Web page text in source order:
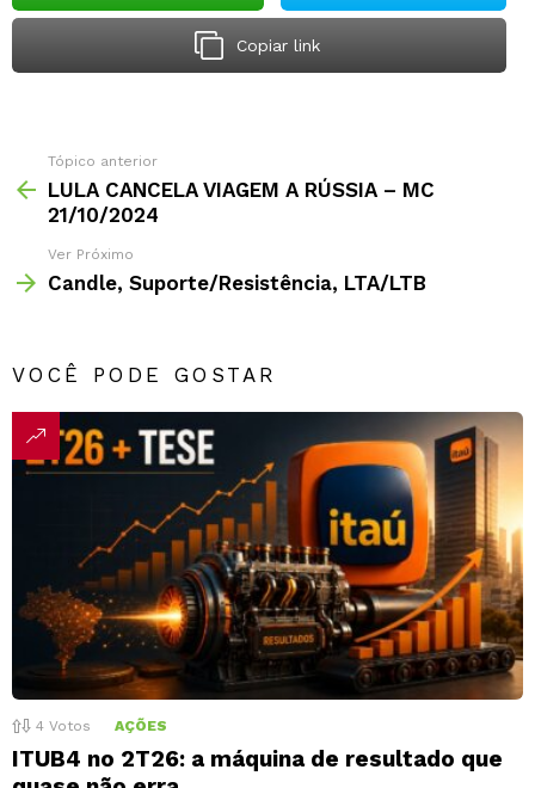
Copiar link
Tópico anterior
LULA CANCELA VIAGEM A RÚSSIA – MC
21/10/2024
Ver Próximo
Candle, Suporte/Resistência, LTA/LTB
VOCÊ PODE GOSTAR
4 Votos AÇÕES
ITUB4 no 2T26: a máquina de resultado que